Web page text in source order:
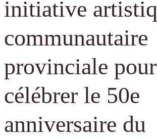
initiative
communautaire
provinciale pour
célébrer le 50e
anniversaire du